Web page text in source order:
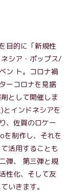
目的に「新規性
シア・ポップス/
ン ト。コロナ禍
ーコロナを見据
として開催しま
インドネシアを
、佐賀のロケー
を制作し、それを
活用することも
弾、 第三弾と規
性化、そして友
いきます。